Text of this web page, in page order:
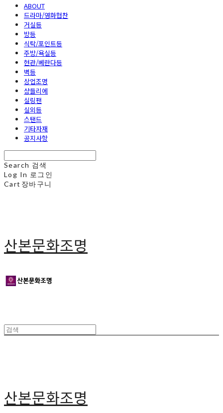
ABOUT
드라마/영화협찬
거실등
방등
식탁/포인트등
주방/욕실등
현관/베란다등
벽등
상업조명
샹들리에
실링팬
실외등
스탠드
기타자재
공지사항
Search 검색
Log In 로그인
Cart 장바구니
산본문화조명
산본문화조명